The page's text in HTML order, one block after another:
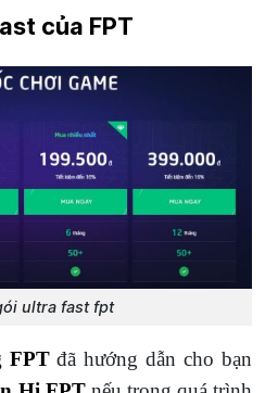
của FPT
ultra fast fpt
FPTđã hướng dẫn cho bạn